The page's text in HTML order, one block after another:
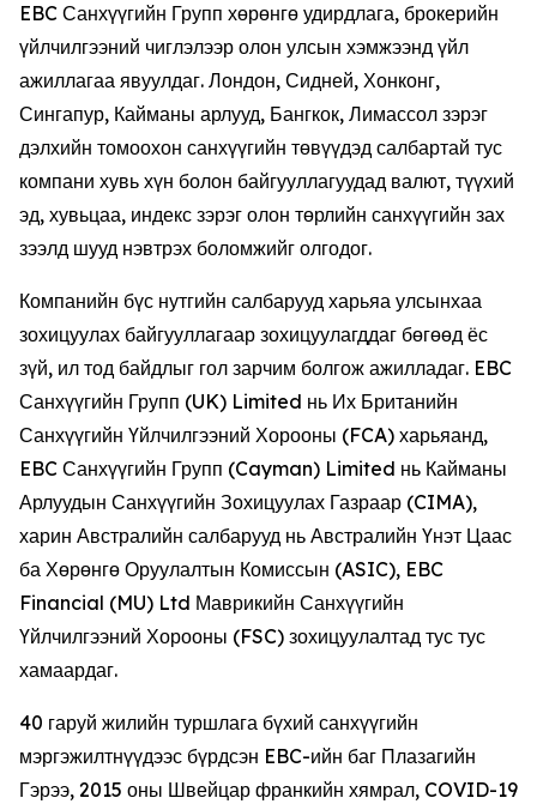
EBC Санхүүгийн Групп хөрөнгө удирдлага, брокерийн
үйлчилгээний чиглэлээр олон улсын хэмжээнд үйл
ажиллагаа явуулдаг. Лондон, Сидней, Хонконг,
Сингапур, Кайманы арлууд, Бангкок, Лимассол зэрэг
дэлхийн томоохон санхүүгийн төвүүдэд салбартай тус
компани хувь хүн болон байгууллагуудад валют, түүхий
эд, хувьцаа, индекс зэрэг олон төрлийн санхүүгийн зах
зээлд шууд нэвтрэх боломжийг олгодог.
Компанийн бүс нутгийн салбарууд харьяа улсынхаа
зохицуулах байгууллагаар зохицуулагддаг бөгөөд ёс
зүй, ил тод байдлыг гол зарчим болгож ажилладаг. EBC
Санхүүгийн Групп (UK) Limited нь Их Британийн
Санхүүгийн Үйлчилгээний Хорооны (FCA) харьяанд,
EBC Санхүүгийн Групп (Cayman) Limited нь Кайманы
Арлуудын Санхүүгийн Зохицуулах Газраар (CIMA),
харин Австралийн салбарууд нь Австралийн Үнэт Цаас
ба Хөрөнгө Оруулалтын Комиссын (ASIC), EBC
Financial (MU) Ltd Маврикийн Санхүүгийн
Үйлчилгээний Хорооны (FSC) зохицуулалтад тус тус
хамаардаг.
40 гаруй жилийн туршлага бүхий санхүүгийн
мэргэжилтнүүдээс бүрдсэн EBC-ийн баг Плазагийн
Гэрээ, 2015 оны Швейцар франкийн хямрал, COVID-19